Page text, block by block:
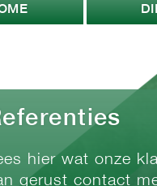
hier wat onze
gerustcontact